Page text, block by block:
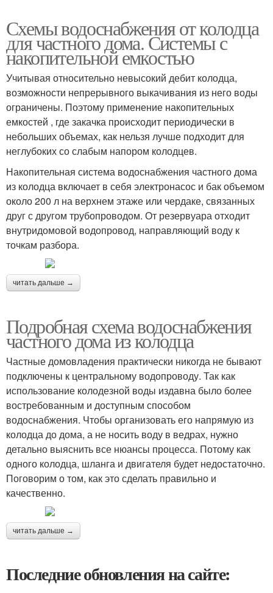
Схемы водоснабжения от колодца
для частного дома. Системы с
накопительной емкостью
Учитывая относительно невысокий дебит колодца,
возможности непрерывного выкачивания из него воды
ограничены. Поэтому применение накопительных
емкостей , где закачка происходит периодически в
небольших объемах, как нельзя лучше подходит для
неглубоких со слабым напором колодцев.
Накопительная система водоснабжения частного дома
из колодца включает в себя электронасос и бак объемом
около 200 л на верхнем этаже или чердаке, связанных
друг с другом трубопроводом. От резервуара отходит
внутридомовой водопровод, направляющий воду к
точкам разбора.
читать дальше →
Подробная схема водоснабжения
частного дома из колодца
Частные домовладения практически никогда не бывают
подключены к центральному водопроводу. Так как
использование колодезной воды издавна было более
востребованным и доступным способом
водоснабжения. Чтобы организовать его напрямую из
колодца до дома, а не носить воду в ведрах, нужно
детально выяснить все нюансы процесса. Потому как
одного колодца, шланга и двигателя будет недостаточно.
Поговорим о том, как это сделать правильно и
качественно.
читать дальше →
Последние обновления на сайте: